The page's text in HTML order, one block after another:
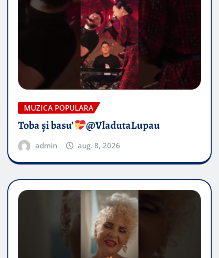
MUZICA POPULARA
Toba și basu’ @VladutaLupau
admin aug. 8, 2026